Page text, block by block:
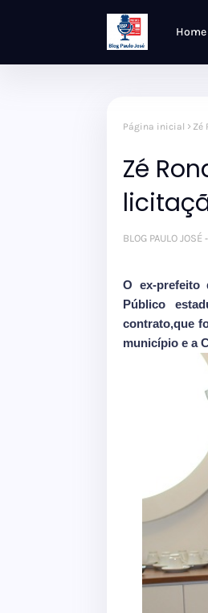
Home
Página inicial Zé
Zé
BLOG PAULO JOSÉ
O ex-prefeito
Público
contrato,que
município e a